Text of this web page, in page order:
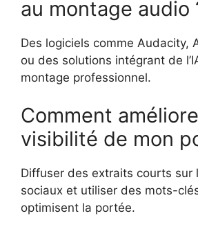
au montage audio
Des logiciels comme Audacity,
ou des solutions intégrant de
montage professionnel.
Comment
visibilité de mon
Diffuser des extraits courts sur
sociaux et utiliser des mots-
optimisent la portée.